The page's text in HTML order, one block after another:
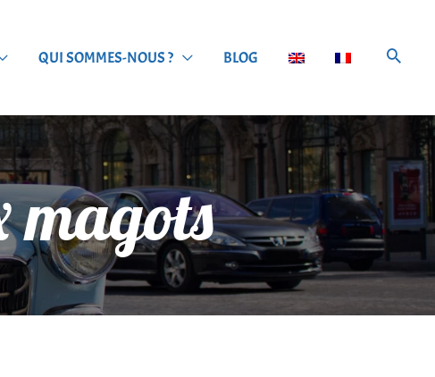
QUI SOMMES-NOUS ? BLOG
magots